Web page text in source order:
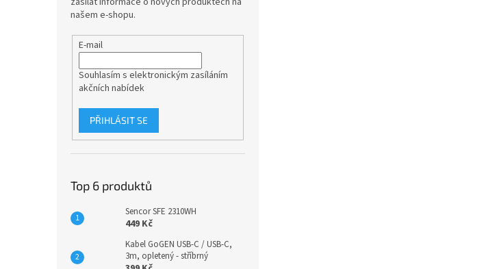
našem e-shopu.
E-mail
Souhlasím s elektronickým zasíláním
akčních nabídek
PŘIHLÁSIT SE
Top 6 produktů
Sencor SFE 2310WH
449 Kč
Kabel GoGEN USB-C / USB-C,
3m, opletený - stříbrný